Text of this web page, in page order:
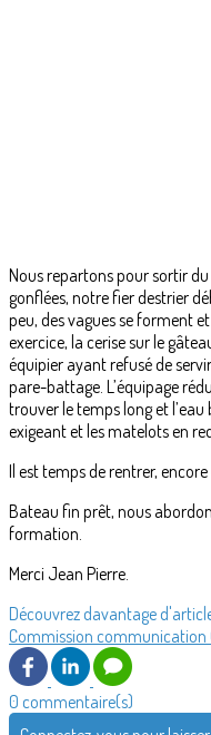
Nous repartons pour sortir
gonflées, notre fier destrier
peu, des vagues se forment
exercice, la cerise sur le
équipier ayant refusé de
pare-battage. L’équipage
trouver le temps long et
exigeant et les matelots en
Il est temps de rentrer,
Bateau fin prêt, nous
formation.
Merci Jean Pierre.
Découvrez davantage
Commission communication
0 commentaire(s)